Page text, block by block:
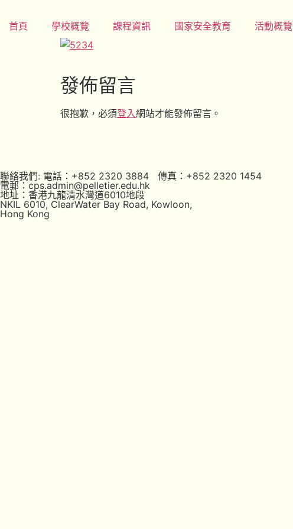
首頁 學校概覽 課程資訊 國家安全教育 活動概覽
發佈留言
很抱歉，必須登入網站才能發佈留言。
聯絡我們: 電話：+852 2320 3884 傳真：+852 2320 1454
電郵：cps.admin@pelletier.edu.hk
地址：香港九龍清水灣道6010地段
NKIL 6010, ClearWater Bay Road, Kowloon,
Hong Kong